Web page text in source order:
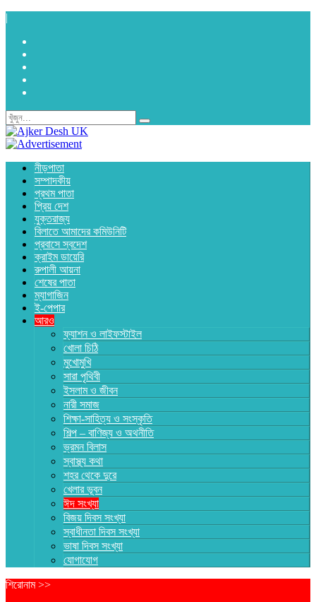
|
নীড়পাতা
সম্পাদকীয়
প্রথম পাতা
প্রিয় দেশ
যুক্তরাজ্য
বিলাতে আমাদের কমিউনিটি
প্রবাসে স্বদেশ
ক্রাইম ডায়েরি
রুপালী আয়না
শেষের পাতা
ম্যাগাজিন
ই-পেপার
আরও
ফ্যাশন ও লাইফস্টাইল
খোলা চিঠি
মুখোমুখি
সারা পৃথিবী
ইসলাম ও জীবন
নারী সমাজ
শিক্ষা-সাহিত্য ও সংস্কৃতি
শিল্প – বাণিজ্য ও অথনীতি
ভ্রমন বিলাস
স্বাস্থ্য কথা
শহর থেকে দুরে
খেলার ভূবন
ঈদ সংখ্যা
বিজয় দিবস সংখ্যা
স্বাধীনতা দিবস সংখ্যা
ভাষা দিবস সংখ্যা
যোগাযোগ
শিরোনাম >>